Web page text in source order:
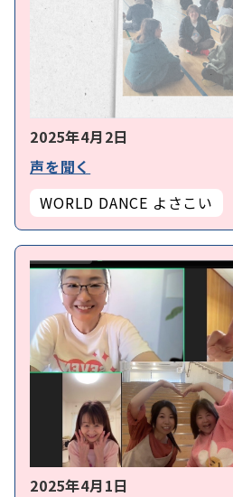
2025年4月2日
声を聞く
WORLD DANCE よさこい
2025年4月1日